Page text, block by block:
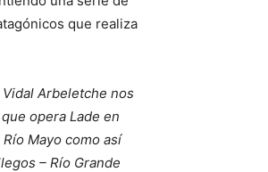
que realiza
Arbeletche nos
opera Lade en
Mayo como así
– Río Grande